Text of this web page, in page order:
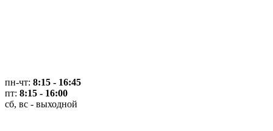
пн-чт: 8:15 - 16:45
пт: 8:15 - 16:00
сб, вс - выходной